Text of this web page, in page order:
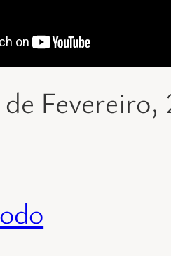
Fevereiro,